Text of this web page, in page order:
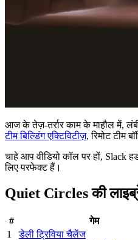
आज के तेज़-तर्रार काम के माहौल में,
टीम बिल्डिंग एक्टिविटीज़, रिमोट टीम
चाहे आप वीडियो कॉल पर हों,
लिए परफेक्ट हैं।
Quiet Circles की
# गेम
1
डेली ट्रिविया चैलेंज